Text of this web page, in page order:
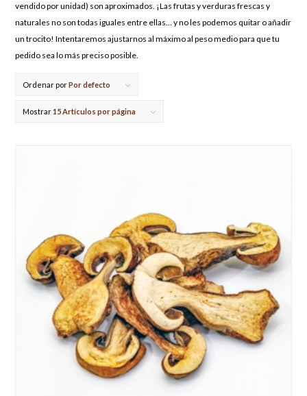
vendido por unidad) son aproximados. ¡Las frutas y verduras frescas y
naturales no son todas iguales entre ellas… y no les podemos quitar o añadir
un trocito! Intentaremos ajustarnos al máximo al peso medio para que tu
pedido sea lo más preciso posible.
Ordenar porPor defecto
Mostrar15 Artículos por página